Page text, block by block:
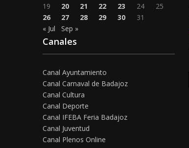
19
20 21 22 23 24
25
26
27 28 29 30
31
« Jul
Sep »
Canales
Canal Ayuntamiento
Canal Carnaval de Badajoz
Canal Cultura
Canal Deporte
Canal IFEBA Feria Badajoz
Canal Juventud
Canal Plenos Online